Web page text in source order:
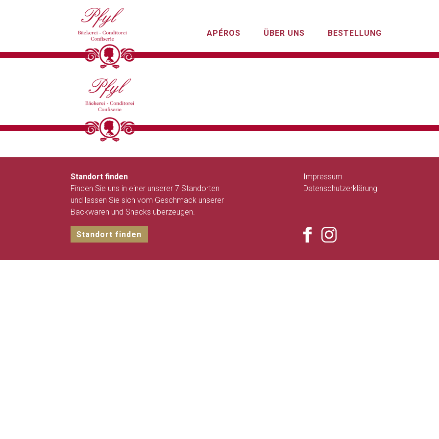
APÉROS ÜBER UNS BESTELLUNG
Standort finden
Finden Sie uns in einer unserer 7 Standorten
und lassen Sie sich vom Geschmack unserer
Backwaren und Snacks überzeugen.
Standort finden
Impressum
Datenschutzerklärung